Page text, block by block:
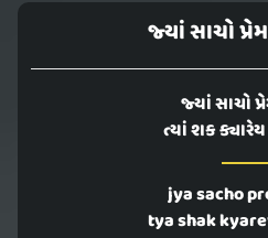
જ્યાં સાચો
જ્યાં સાચો
ત્યાં શક
jya sacho
tya shak